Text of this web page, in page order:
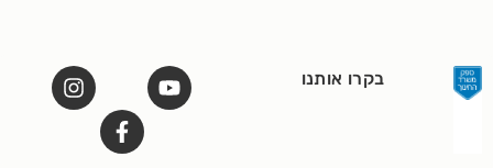
בקרו אותנו